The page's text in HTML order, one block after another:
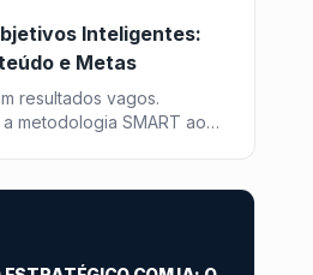
Inteligentes:
e Metas
resultados vagos.
metodologia SMART ao